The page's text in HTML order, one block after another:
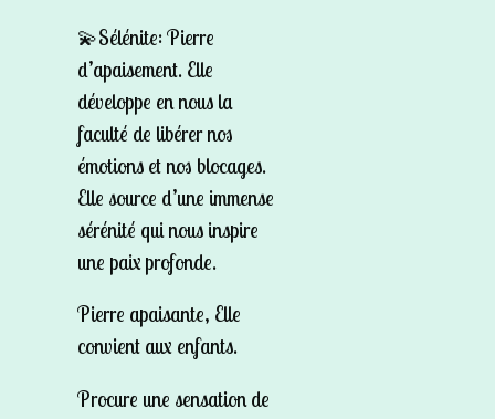
💫Sélénite: Pierre
d’apaisement. Elle
développe en nous la
faculté de libérer nos
émotions et nos blocages.
Elle source d’une immense
sérénité qui nous inspire
une paix profonde.
Pierre apaisante, Elle
convient aux enfants.
Procure une sensation de